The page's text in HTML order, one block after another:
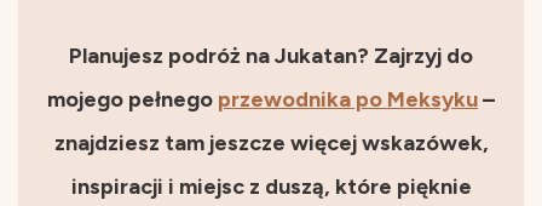
Planujesz podróż na Jukatan? Zajrzyj do
mojego pełnego przewodnika po Meksyku–
znajdziesz tam jeszcze więcej wskazówek,
inspiracji i miejsc z duszą, które pięknie